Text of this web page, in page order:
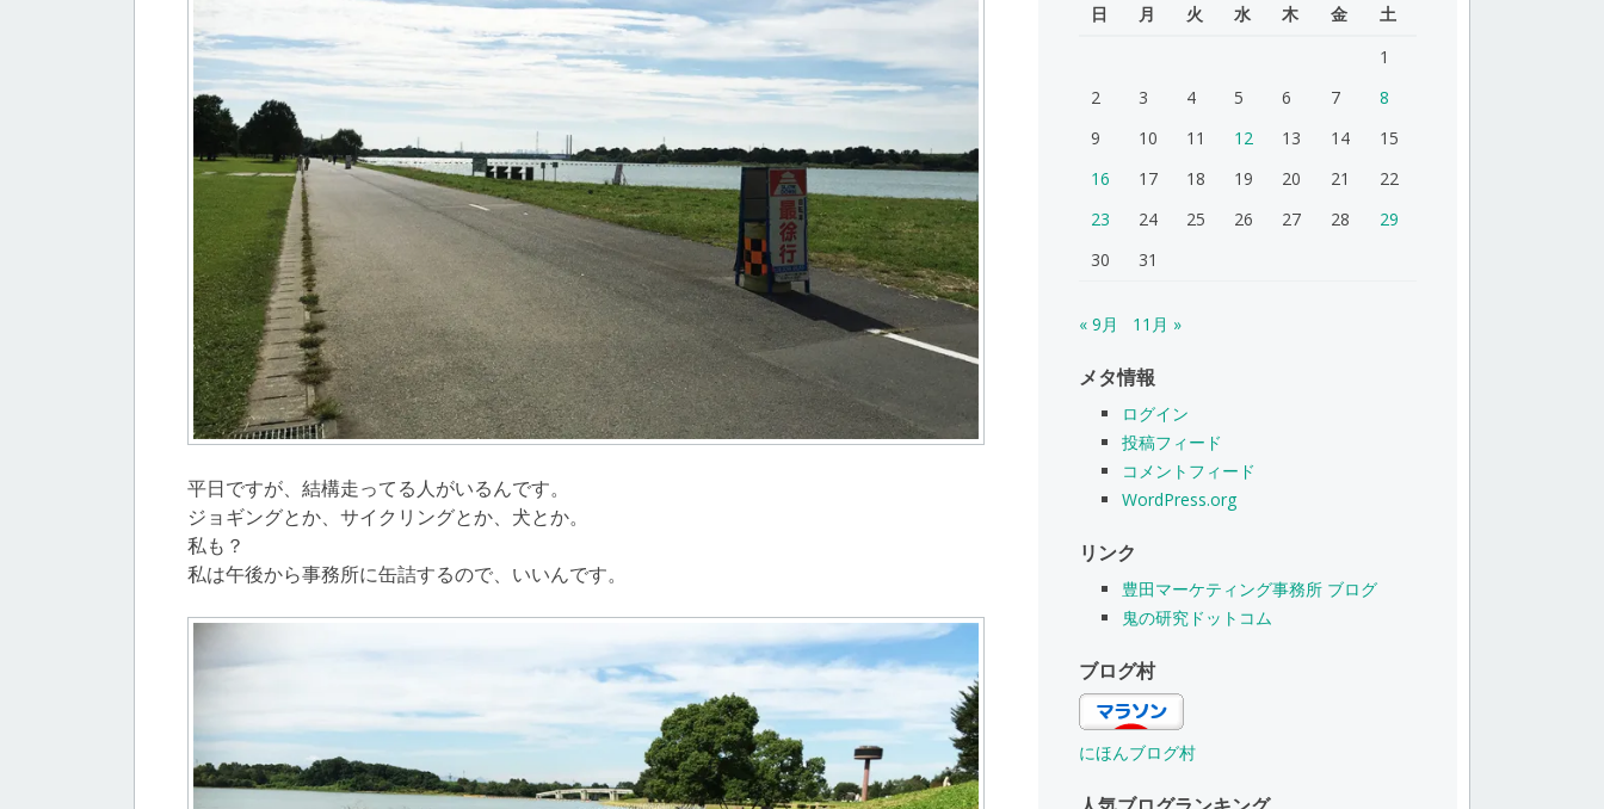
平日ですが、結構走ってる人がいるんです。
ジョギングとか、サイクリングとか、犬とか。
私も？
私は午後から事務所に缶詰するので、いいんです。
日
月 火 水 木 金
土
1
2
3 4 5 6 7
8
9
10 11 12 13 14
15
16
17 18 19 20 21
22
23
24 25 26 27 28
29
30
31
« 9月 11月 »
メタ情報
ログイン
投稿フィード
コメントフィード
WordPress.org
リンク
豊田マーケティング事務所 ブログ
鬼の研究ドットコム
ブログ村
にほんブログ村